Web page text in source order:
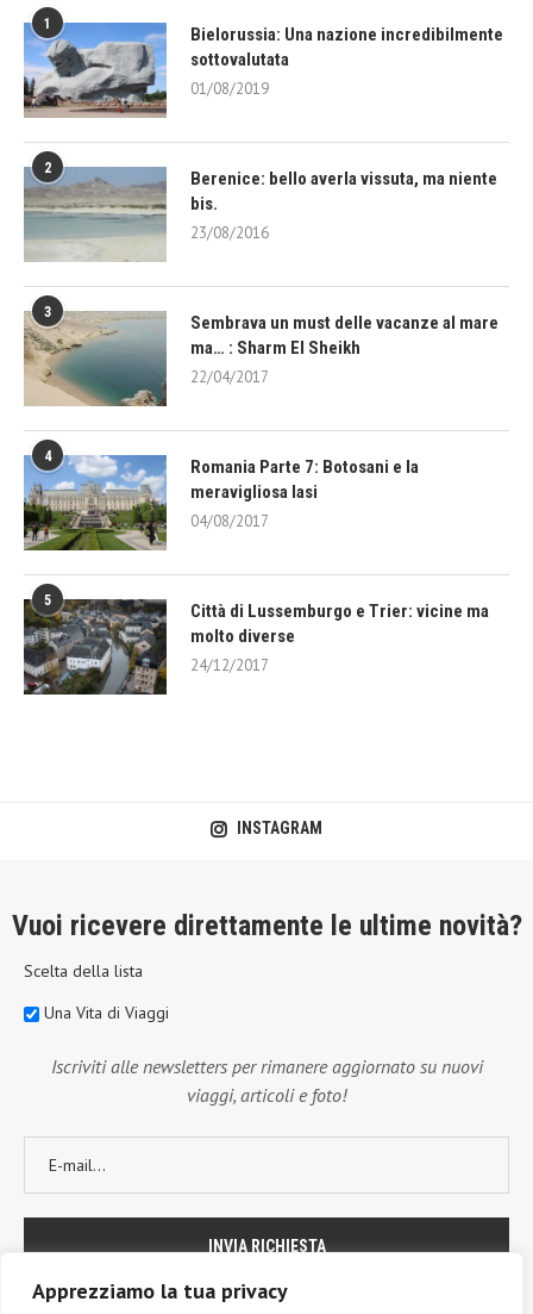
Apprezziamo la tua privacy
1
Bielorussia: Una nazione incredibilmente
sottovalutata
01/08/2019
2
Berenice: bello averla vissuta, ma niente
bis.
23/08/2016
3
Sembrava un must delle vacanze al mare
ma… : Sharm El Sheikh
22/04/2017
4
Romania Parte 7: Botosani e la
meravigliosa Iasi
04/08/2017
5
Città di Lussemburgo e Trier: vicine ma
molto diverse
24/12/2017
INSTAGRAM
Vuoi ricevere direttamente le ultime novità?
Scelta della lista
Una Vita di Viaggi
Iscriviti alle newsletters per rimanere aggiornato su nuovi
viaggi, articoli e foto!